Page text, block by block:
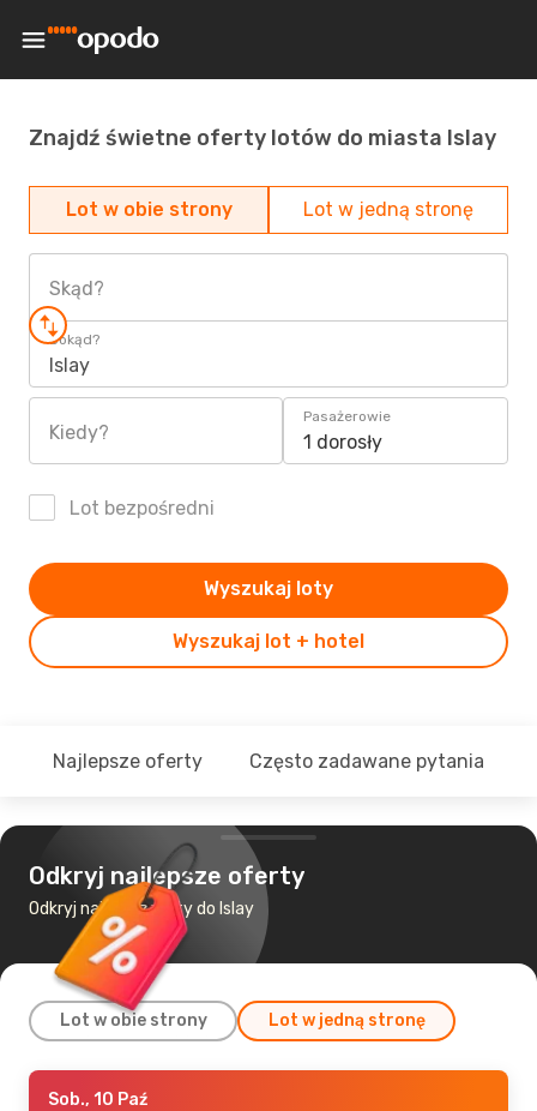
Znajdź świetne oferty lotów do miasta Islay
Lot w obie strony Lot w jedną stronę
Skąd?
Dokąd?
Islay
Kiedy?
Pasażerowie
1 dorosły
Lot bezpośredni
Wyszukaj lot + hotel
Wyszukaj loty
Najlepsze oferty Często zadawane pytania
Odkryj najlepsze oferty
Odkryj najtańsze loty do Islay
Lot w obie strony Lot w jedną stronę
Czw., 24 Wrz
Sob., 10 Paź